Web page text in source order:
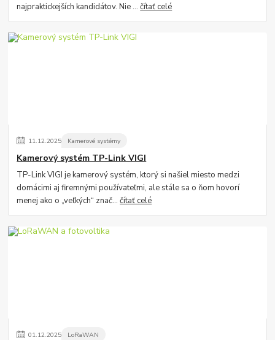
najpraktickejších kandidátov. Nie ...čítať celé
11.12.2025 Kamerové systémy
Kamerový systém TP-Link VIGI
TP-Link VIGI je kamerový systém, ktorý si našiel miesto medzi
domácimi aj firemnými používateľmi, ale stále sa o ňom hovorí
menej ako o „veľkých“ znač...čítať celé
01.12.2025 LoRaWAN